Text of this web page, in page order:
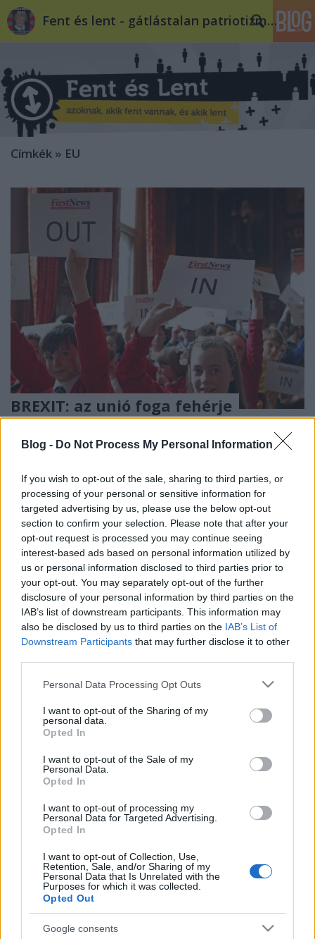
Blog - Do Not Process My Personal Information
If you wish to opt-out of the sale, sharing to third parties, or
processing of your personal or sensitive information for
targeted advertising by us, please use the below opt-out
section to confirm your selection. Please note that after your
opt-out request is processed you may continue seeing
interest-based ads based on personal information utilized by
us or personal information disclosed to third parties prior to
your opt-out. You may separately opt-out of the further
disclosure of your personal information by third parties on the
IAB’s list of downstream participants. This information may
also be disclosed by us to third parties on the IAB’s List of
Downstream Participants that may further disclose it to other
Please note that this website/app uses one or more Google
not limited to your visit or usage behaviour. You may click to
grant or deny consent to Google and its third-party tags to
use your data for below specified purposes in below Google
consent section.
Personal Data Processing Opt Outs
I want to opt-out of the Sharing of my
personal data.
Opted In
I want to opt-out of the Sale of my
Personal Data.
Opted In
I want to opt-out of processing my
Personal Data for Targeted Advertising.
Opted In
I want to opt-out of Collection, Use,
Retention, Sale, and/or Sharing of my
Personal Data that Is Unrelated with the
Purposes for which it was collected.
Opted Out
Google consents
Fent és lent - gátlástalan patriotizmus
Címkék » EU
BREXIT: az unió foga fehérje
angol gyermekek a népszavazás pedagógiai célú
iskolai eljátszása alkalmával. Mottó: „van olyan szar
minőség, amivel nem lehet sorsközösséget vállalni,
egyszerűen mert a hülyeség, kivagyiság, cinizmus,
felelőtlenség egy…
A menekültek a kormány játékszerei
Fent és Lent Vendégszerző•2015. szeptember 09.
markoláb írása Ebben a posztban arról szeretnék
írni, hogy milyen szerepe, felelőssége van a magyar
kormánynak a menekültkrízis eszkalálódásában.
Külön bejegyzés tárgya lehetne az Európai Unió,
egyes országok és politikusok felelőssége – ami
kétségkívül nem…